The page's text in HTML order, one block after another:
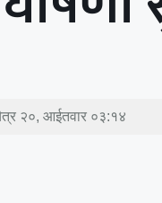
२०, आईतवार ०३:१४